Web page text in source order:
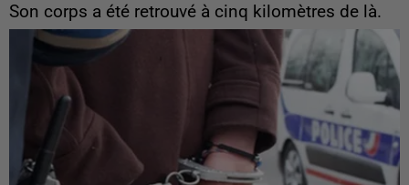
Son corps a été retrouvé à cinq kilomètres de là.